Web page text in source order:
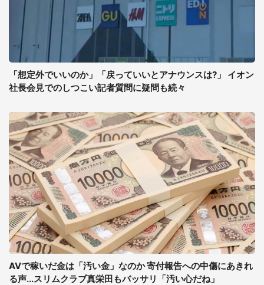
「想定外でいいのか」「戻っていいとアナウンスは?」 イオン
社長会見でのしつこい記者質問に疑問も続々
AVで稼いだ金は「汚い金」なのか 寄付報告への中傷にあきれ
る声...スリムクラブ真栄田もバッサリ「汚い心だね」